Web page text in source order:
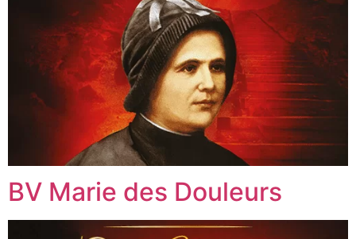
BV Marie des Douleurs